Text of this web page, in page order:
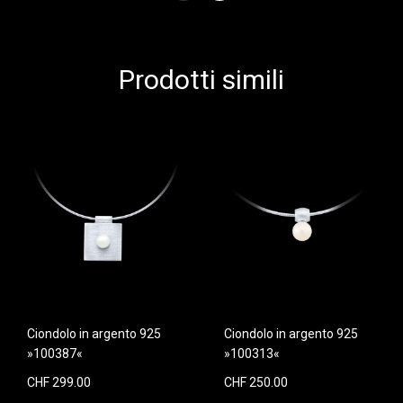
Prodotti simili
Ciondolo in argento 925
»100387«
CHF 299.00
Ciondolo in argento 925
»100313«
CHF 250.00